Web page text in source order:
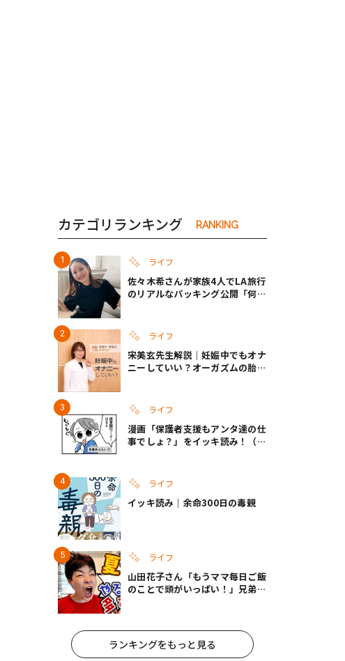
カテゴリランキング RANKING
ライフ
佐々木希さんが家族4人でLA旅行
のリアルなパッキング公開「何が
ライフ
宋美玄先生解説｜妊娠中でもオナ
ニーしていい？オーガズムの胎児
ライフ
漫画「保護者支援もアンタ達の仕
事でしょ？」をイッキ読み！（右
ライフ
イッキ読み｜余命300日の毒親
ライフ
山田花子さん「もうママ毎日ご飯
のことで頭がいっぱい！」兄弟夏
ランキングをもっと見る